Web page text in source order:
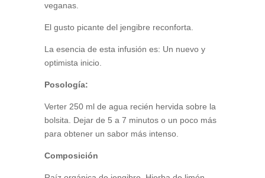
veganas.
El gusto picante del jengibre reconforta.
La esencia de esta infusión es: Un nuevo y
optimista inicio.
Posología:
Verter 250 ml de agua recién hervida sobre la
bolsita. Dejar de 5 a 7 minutos o un poco más
para obtener un sabor más intenso.
Composición